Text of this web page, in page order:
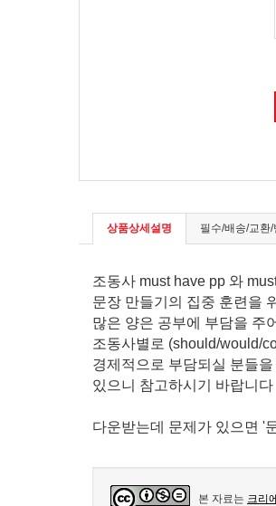
상품상세설명 필수/배송/교환/
조동사 must have pp 와
문장 만들기의 집중 훈련을
많은 양은 공부에 부담을 주
조동사별로 (should/would/
경제적으로 부담되실 분들
있으니 참고하시기 바랍니다
다운받는데 문제가 있으면 '
본 자료는 크리